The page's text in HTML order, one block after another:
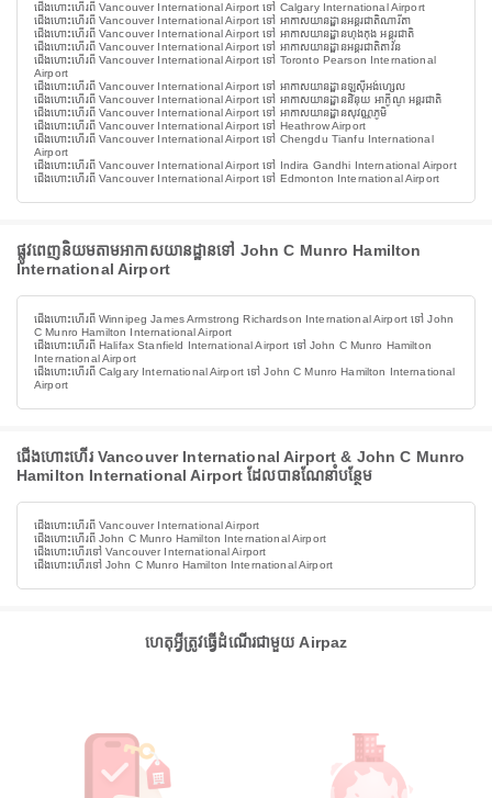
ជើងហោះហើរពី Vancouver International Airport ទៅ Calgary International Airport
ជើងហោះហើរពី Vancouver International Airport ទៅ អាកាសយានដ្ឋានអន្តរជាតិណារីតា
ជើងហោះហើរពី Vancouver International Airport ទៅ អាកាសយានដ្ឋានហុងកុង អន្តរជាតិ
ជើងហោះហើរពី Vancouver International Airport ទៅ អាកាសយានដ្ឋានអន្តរជាតិតាវ័ន
ជើងហោះហើរពី Vancouver International Airport ទៅ Toronto Pearson International
Airport
ជើងហោះហើរពី Vancouver International Airport ទៅ អាកាសយានដ្ឋានឡូស៊ីអង់ហ្សេល
ជើងហោះហើរពី Vancouver International Airport ទៅ អាកាសយានដ្ឋាននិនុយ អាកូីណូ អន្តរជាតិ
ជើងហោះហើរពី Vancouver International Airport ទៅ អាកាសយានដ្ឋានសុវណ្ណភូមិ
ជើងហោះហើរពី Vancouver International Airport ទៅ Heathrow Airport
ជើងហោះហើរពី Vancouver International Airport ទៅ Chengdu Tianfu International
Airport
ជើងហោះហើរពី Vancouver International Airport ទៅ Indira Gandhi International Airport
ជើងហោះហើរពី Vancouver International Airport ទៅ Edmonton International Airport
ផ្លូវពេញនិយមតាមអាកាសយានដ្ឋានទៅ John C Munro Hamilton
International Airport
ជើងហោះហើរពី Winnipeg James Armstrong Richardson International Airport ទៅ John
C Munro Hamilton International Airport
ជើងហោះហើរពី Halifax Stanfield International Airport ទៅ John C Munro Hamilton
International Airport
ជើងហោះហើរពី Calgary International Airport ទៅ John C Munro Hamilton International
Airport
ជើងហោះហើរ Vancouver International Airport & John C Munro
Hamilton International Airport ដែលបានណែនាំបន្ថែម
ជើងហោះហើរពី Vancouver International Airport
ជើងហោះហើរពី John C Munro Hamilton International Airport
ជើងហោះហើរទៅ Vancouver International Airport
ជើងហោះហើរទៅ John C Munro Hamilton International Airport
ហេតុអ្វីត្រូវធ្វើដំណើរជាមួយ Airpaz